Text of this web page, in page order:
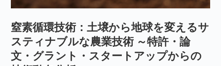
窒素循環技術：土壌から地球を変えるサ
スティナブルな農業技術 ～特許・論
文・グラント・スタートアップからの